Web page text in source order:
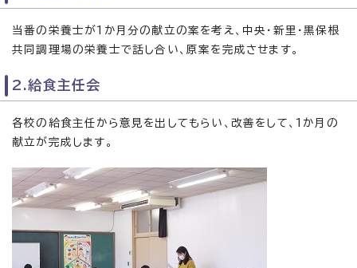
当番の栄養士が1か月分の献立の案を考え、中央・新里・黒保根
共同調理場の栄養士で話し合い、原案を完成させます。
2.給食主任会
各校の給食主任から意見を出してもらい、改善をして、1か月の
献立が完成します。